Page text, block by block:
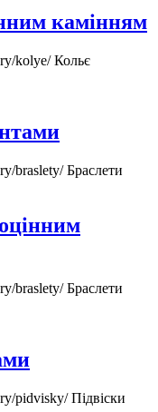
камінням
kolye/Кольє
braslety/Браслети
braslety/Браслети
pidvisky/Підвіски